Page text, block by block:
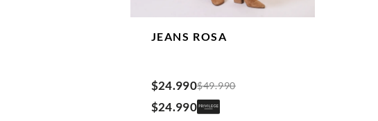
JEANS ROSA
$24.990$49.990
$24.990